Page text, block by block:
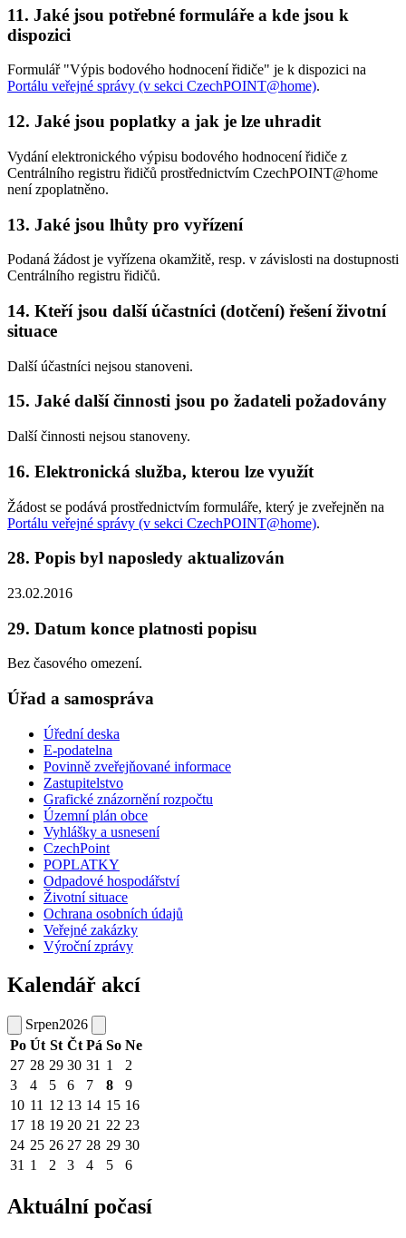
11. Jaké jsou potřebné formuláře a kde jsou k
dispozici
Formulář "Výpis bodového hodnocení řidiče" je k dispozici na
Portálu veřejné správy (v sekci CzechPOINT@home).
12. Jaké jsou poplatky a jak je lze uhradit
Vydání elektronického výpisu bodového hodnocení řidiče z
Centrálního registru řidičů prostřednictvím CzechPOINT@home
není zpoplatněno.
13. Jaké jsou lhůty pro vyřízení
Podaná žádost je vyřízena okamžitě, resp. v závislosti na dostupnosti
Centrálního registru řidičů.
14. Kteří jsou další účastníci (dotčení) řešení životní
situace
Další účastníci nejsou stanoveni.
15. Jaké další činnosti jsou po žadateli požadovány
Další činnosti nejsou stanoveny.
16. Elektronická služba, kterou lze využít
Žádost se podává prostřednictvím formuláře, který je zveřejněn na
Portálu veřejné správy (v sekci CzechPOINT@home).
28. Popis byl naposledy aktualizován
23.02.2016
29. Datum konce platnosti popisu
Bez časového omezení.
Úřad a samospráva
Úřední deska
E-podatelna
Povinně zveřejňované informace
Zastupitelstvo
Grafické znázornění rozpočtu
Územní plán obce
Vyhlášky a usnesení
CzechPoint
POPLATKY
Odpadové hospodářství
Životní situace
Ochrana osobních údajů
Veřejné zakázky
Výroční zprávy
Kalendář akcí
Srpen2026
Po Út St Čt Pá So Ne
27 28 29 30 31 1
2
3
4 5 6 7 8
9
10 11 12 13 14 15 16
17 18 19 20 21 22 23
24 25 26 27 28 29 30
31 1 2 3 4 5 6
Aktuální počasí